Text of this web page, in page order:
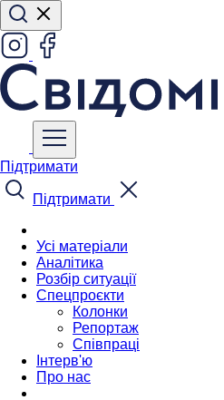
Підтримати
Підтримати
Усі матеріали
Аналітика
Розбір ситуації
Спецпроєкти
Колонки
Репортаж
Співпраці
Інтерв'ю
Про нас